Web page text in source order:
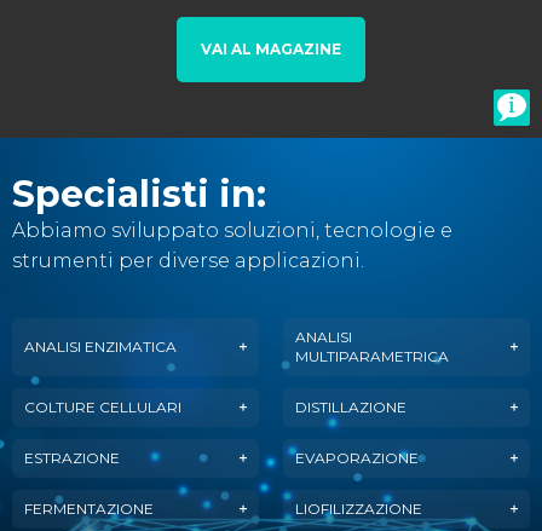
VAI AL MAGAZINE
Specialisti in:
Abbiamo sviluppato soluzioni, tecnologie e
strumenti per diverse applicazioni.
ANALISI ENZIMATICA
ANALISI
MULTIPARAMETRICA
COLTURE CELLULARI DISTILLAZIONE
ESTRAZIONE EVAPORAZIONE
FERMENTAZIONE LIOFILIZZAZIONE